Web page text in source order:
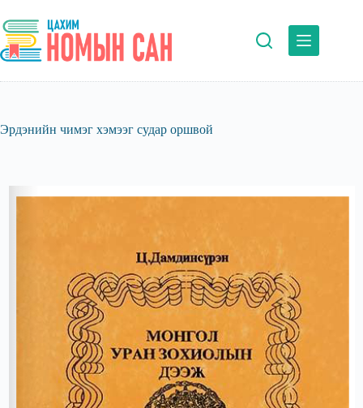
to
content
Эрдэнийн чимэг хэмээг судар оршвой